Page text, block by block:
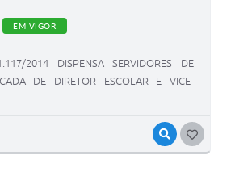
VISUALIZAR
EM VIGOR
2014 DISPENSA SERVIDORES DE
DE DIRETOR ESCOLAR E VICE-